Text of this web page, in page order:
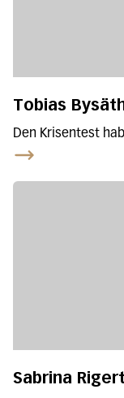
Tobias
Den Krisentest
Sabrina Rigert